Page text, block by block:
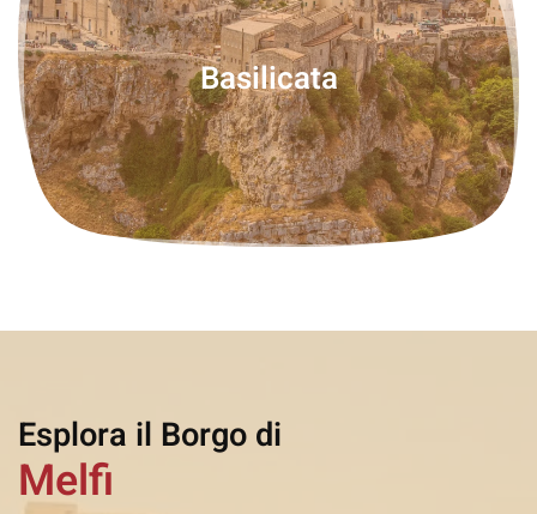
Basilicata
Esplora il Borgo di
Melfi